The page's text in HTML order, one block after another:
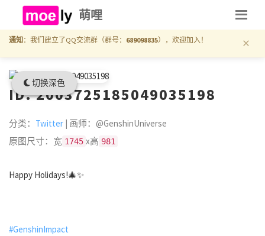
切换深色
萌哩
通知 ：我们建立了QQ交流群（群号： 689098835），欢迎加入！ ×
ID: 2003725185049035198
分类： Twitter | 画师：@GenshinUniverse
原图尺寸：宽 1745 x高 981
Happy Holidays!🎄✨️
#GenshinImpact